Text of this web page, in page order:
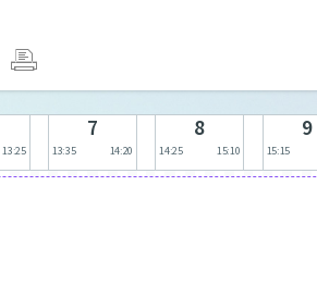
13:25
7
13:35 14:20
8
14:25 15:10
9
15:15